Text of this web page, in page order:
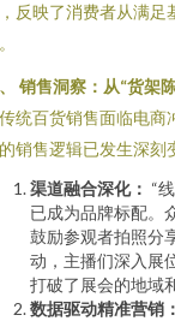
反映了消费者从满足
销售洞察：从“货架
统百货销售面临电商
销售逻辑已发生深刻
渠道融合深化： “
已成为品牌标配。
鼓励参观者拍照分
动，主播们深入展
打破了展会的地域
数据驱动精准营销：